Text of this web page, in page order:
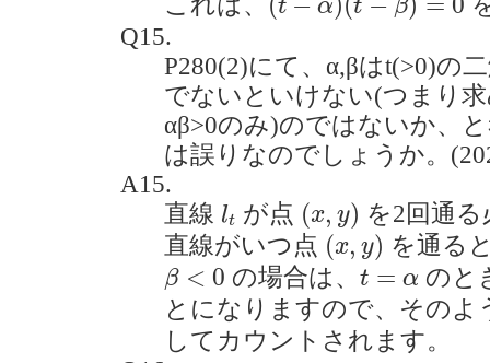
t α t β
Q15.
P280(2)にて、α,βはt(>0)の
でないといけない(つまり
αβ>0のみ)のではないか、
は誤りなのでしょうか。
A15.
直線 lt
l が点 (x, y)
( )
を2回通
直線がいつ点 (x, y)
(x,y ) を通る
β < 0
β<0 の場合は、t = α
t=α
のと
とになりますので、そのよ
してカウントされます。